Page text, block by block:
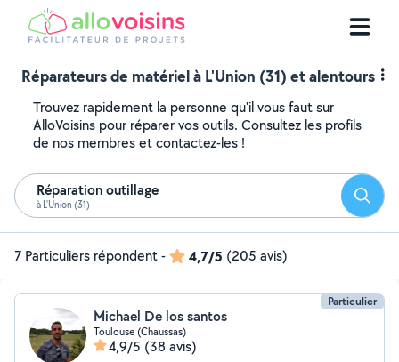
Réparateurs de matériel à L'Union (31) et alentours
Trouvez rapidement la personne qu'il vous faut sur
AlloVoisins pour réparer vos outils. Consultez les profils
de nos membres et contactez-les !
Réparation outillage
à L'Union (31)
7 Particuliers répondent- 4,7/5 (205 avis)
Particulier
Michael De los santos
Toulouse (Chaussas)
4,9/5 (38 avis)